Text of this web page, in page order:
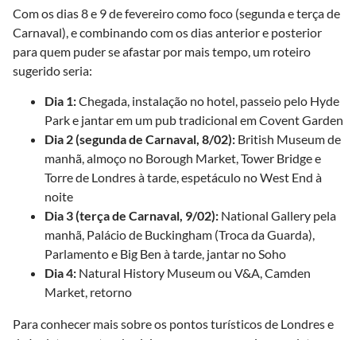
Com os dias 8 e 9 de fevereiro como foco (segunda e terça de
Carnaval), e combinando com os dias anterior e posterior
para quem puder se afastar por mais tempo, um roteiro
sugerido seria:
Dia 1:Chegada, instalação no hotel, passeio pelo Hyde
Park e jantar em um pub tradicional em Covent Garden
Dia 2 (segunda de Carnaval, 8/02): British Museum de
manhã, almoço no Borough Market, Tower Bridge e
Torre de Londres à tarde, espetáculo no West End à
noite
Dia 3 (terça de Carnaval, 9/02): National Gallery pela
manhã, Palácio de Buckingham (Troca da Guarda),
Parlamento e Big Ben à tarde, jantar no Soho
Dia 4: Natural History Museum ou V&A, Camden
Market, retorno
Para conhecer mais sobre os pontos turísticos de Londres e